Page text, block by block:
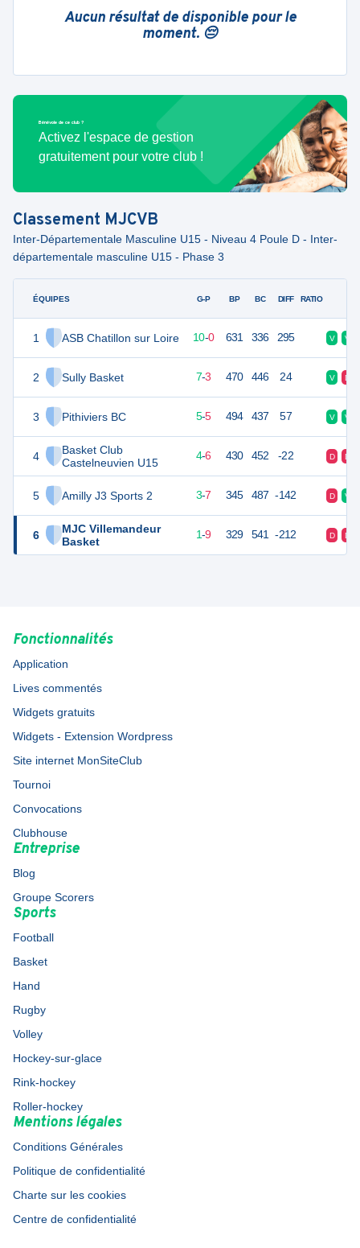
Aucun résultat de disponible pour le
moment. 😔
Bénévole de ce club ?
Activez l'espace de gestion
gratuitement pour votre club !
Classement MJCVB
Inter-Départementale Masculine U15 - Niveau 4 Poule D - Inter-
départementale masculine U15 - Phase 3
ÉQUIPES
1 ASB Chatillon sur Loire
2 Sully Basket
3 Pithiviers BC
4
Basket Club
Castelneuvien U15
5 Amilly J3 Sports 2
6
MJC Villemandeur
Basket
G-P BP BC DIFF RATIO
20 10 10-0 631 336 295 V V
7-3 470 446 24 V D
5-5 494 437 57 V V
14 4-6 430 452 -22 D D
13 3-7 345 487 -142 D V
11 1-9 329 541 -212 D D
Fonctionnalités
Application
Lives commentés
Widgets gratuits
Widgets - Extension Wordpress
Site internet MonSiteClub
Tournoi
Convocations
Clubhouse
Entreprise
Blog
Groupe Scorers
Sports
Football
Basket
Hand
Rugby
Volley
Hockey-sur-glace
Rink-hockey
Roller-hockey
Mentions légales
Conditions Générales
Politique de confidentialité
Charte sur les cookies
Centre de confidentialité